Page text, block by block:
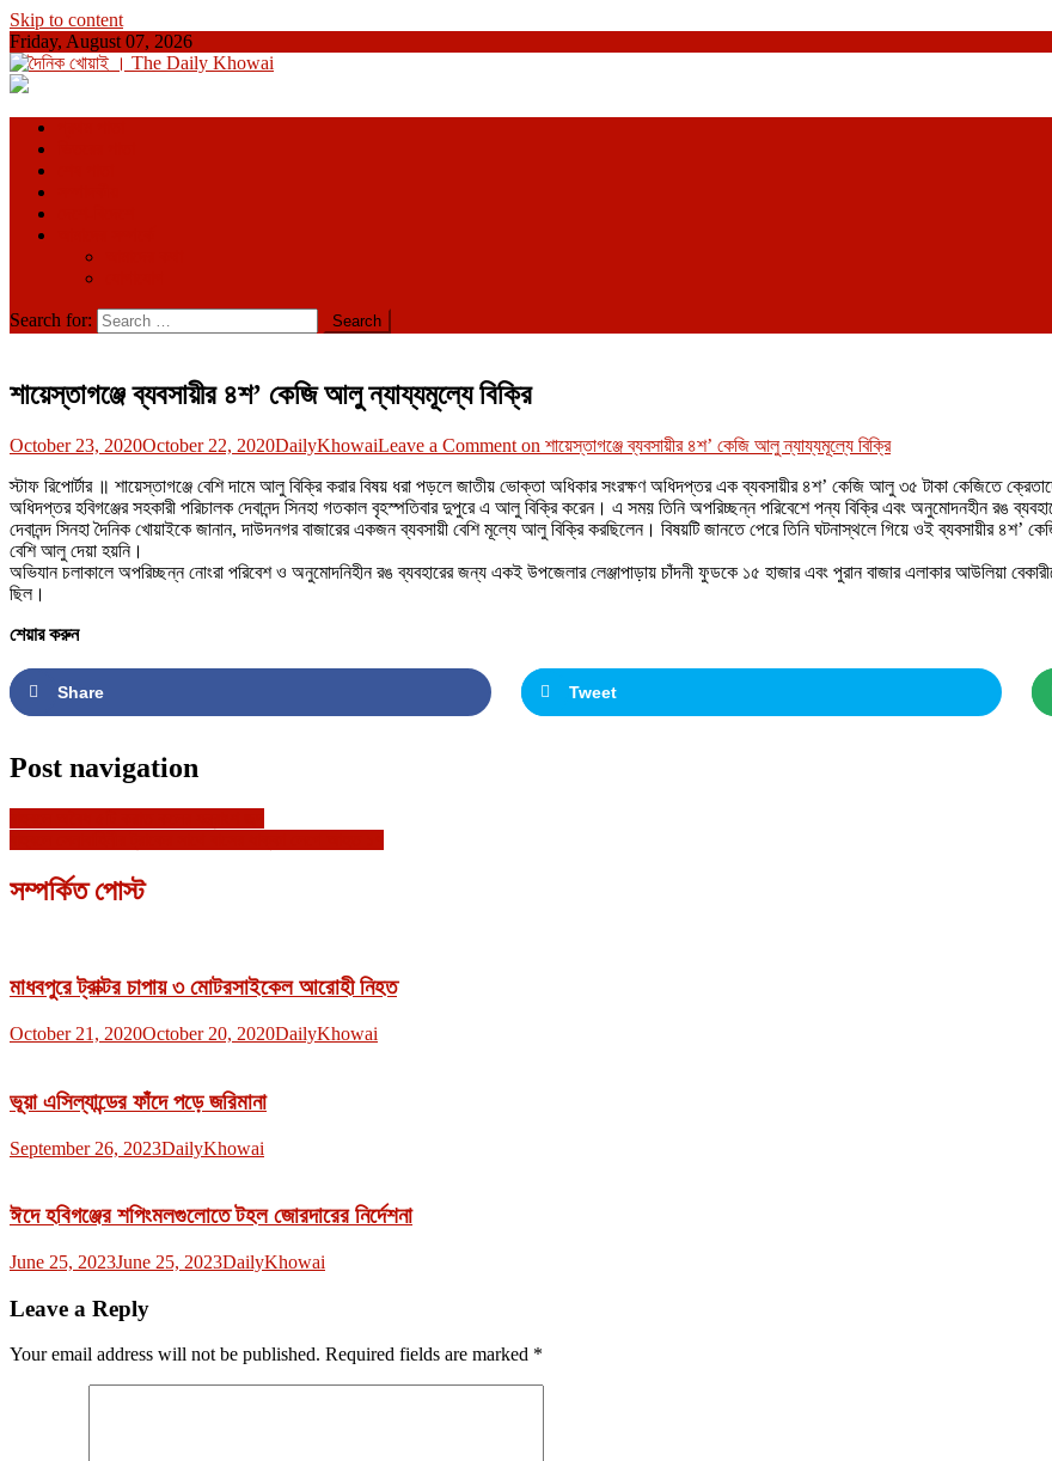
Skip to content
Friday, August 07, 2026
Search for:
শায়েস্তাগঞ্জে ব্যবসায়ীর ৪শ’ কেজি আলু ন্যায্যমূল্যে বিক্রি
October 23, 2020October 22, 2020DailyKhowaiLeave a Comment on শায়েস্তাগঞ্জে ব্যবসায়ীর ৪শ’ কেজি আলু ন্যায্যমূল্যে বিক্রি
স্টাফ রিপোর্টার ॥ শায়েস্তাগঞ্জে বেশি দামে আলু বিক্রি করার বিষয় ধরা পড়লে জাতীয় ভোক্তা অধিকার সংরক্ষণ অধিদপ্তর এক ব্যবসায়ীর ৪শ’ কেজি আলু ৩৫ টাকা কেজিতে
অধিদপ্তর হবিগঞ্জের সহকারী পরিচালক দেবানন্দ সিনহা গতকাল বৃহস্পতিবার দুপুরে এ আলু বিক্রি করেন। এ সময় তিনি অপরিচ্ছন্ন পরিবেশে পন্য বিক্রি এবং অনুমোদনহীন রঙ
দেবানন্দ সিনহা দৈনিক খোয়াইকে জানান, দাউদনগর বাজারের একজন ব্যবসায়ী বেশি মূল্যে আলু বিক্রি করছিলেন। বিষয়টি জানতে পেরে তিনি ঘটনাস্থলে গিয়ে ওই ব্যবসায়ীর
বেশি আলু দেয়া হয়নি।
অভিযান চলাকালে অপরিচ্ছন্ন নোংরা পরিবেশ ও অনুমোদনিহীন রঙ ব্যবহারের জন্য একই উপজেলার লেঞ্জাপাড়ায় চাঁদনী ফুডকে ১৫ হাজার এবং পুরান বাজার এলাকার আউলিয়া
ছিল।
শেয়ার করুন
Share Tweet
Post navigation
সম্পর্কিত পোস্ট
মাধবপুরে ট্রাক্টর চাপায় ৩ মোটরসাইকেল আরোহী নিহত
October 21, 2020October 20, 2020DailyKhowai
ভূয়া এসিল্যান্ডের ফাঁদে পড়ে জরিমানা
September 26, 2023DailyKhowai
ঈদে হবিগঞ্জের শপিংমলগুলোতে টহল জোরদারের নির্দেশনা
June 25, 2023June 25, 2023DailyKhowai
Leave a Reply
Your email address will not be published. Required fields are marked *